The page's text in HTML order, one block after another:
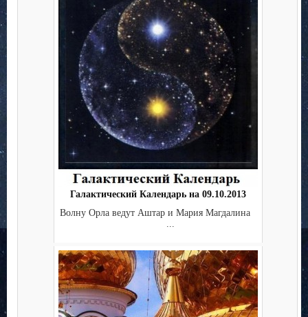
Галактический Календарь на 09.10.2013
Волну Орла ведут Аштар и Мария Магдалина